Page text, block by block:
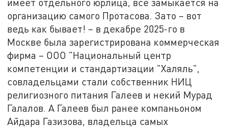
имеет отдельного юрлица, всё замыкается на
организацию самого Протасова. Зато – вот
ведь как бывает! – в декабре 2025-го в
Москве была зарегистрирована коммерческая
фирма – ООО "Национальный центр
компетенции и стандартизации "Халяль",
совладельцами стали собственник НИЦ
религиозного питания Галеев и некий Мурад
Галалов. А Галеев был ранее компаньоном
Айдара Газизова, владельца самых